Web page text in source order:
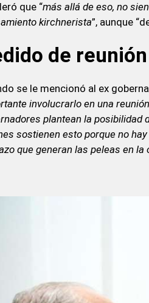
que “más allá de eso, no
kirchnerista”, aunque
de reunión
se le mencionó al ex
involucrarlo en una
plantean la posibilidad
sostienen esto porque no
que generan las peleas en